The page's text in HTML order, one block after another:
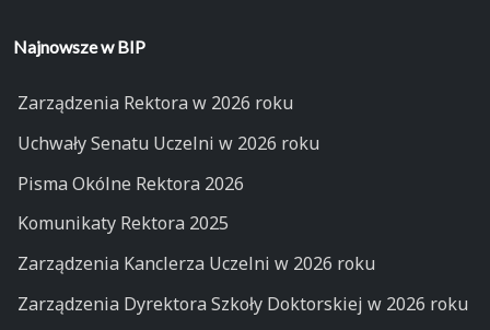
Najnowsze w BIP
Zarządzenia Rektora w 2026 roku
Uchwały Senatu Uczelni w 2026 roku
Pisma Okólne Rektora 2026
Komunikaty Rektora 2025
Zarządzenia Kanclerza Uczelni w 2026 roku
Zarządzenia Dyrektora Szkoły Doktorskiej w 2026 roku